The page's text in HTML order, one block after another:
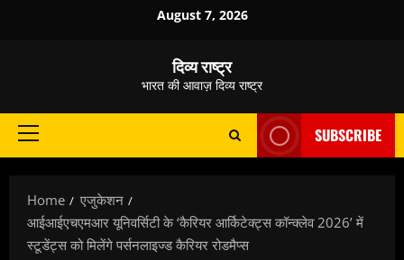
August 7, 2026
दिव्य राष्ट्र
भारत की आवाज़ दिव्य राष्ट्र
Primary
SUBSCRIBE
Home
एजुकेशन
आईआईएचएमआर यूनिवर्सिटी के ‘कैरियर आर्किटेक्ट्स कॉन्क्लेव 2026’ में
स्टूडेंट्स को मिलेंगे पर्सनलाइज्ड कैरियर रोडमैप्स